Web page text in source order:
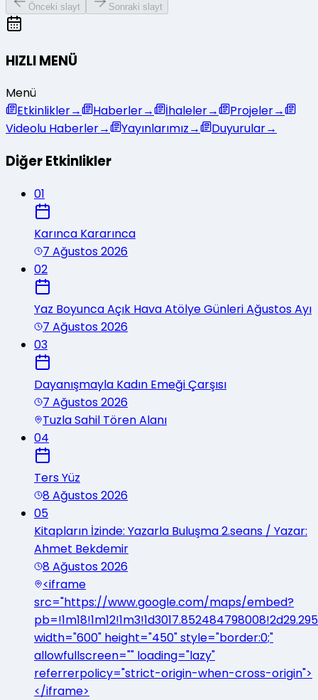
Önceki slayt Sonraki slayt
HIZLI MENÜ
Menü
Etkinlikler→ Haberler→ İhaleler→ Projeler→
Videolu Haberler→ Yayınlarımız→ Duyurular→
Diğer Etkinlikler
01
Karınca Kararınca
7 Ağustos 2026
02
Yaz Boyunca Açık Hava Atölye Günleri Ağustos Ayı
7 Ağustos 2026
03
Dayanışmayla Kadın Emeği Çarşısı
7 Ağustos 2026
Tuzla Sahil Tören Alanı
04
Ters Yüz
8 Ağustos 2026
05
Kitapların İzinde: Yazarla Buluşma 2.seans / Yazar:
Ahmet Bekdemir
8 Ağustos 2026
<iframe
src="https://www.google.com/maps/embed?
width="600" height="450" style="border:0;"
allowfullscreen="" loading="lazy"
referrerpolicy="strict-origin-when-cross-origin">
</iframe>